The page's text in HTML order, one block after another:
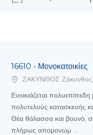
16610 - Μονοκατοικίες
ΖΑΚΥΝΘΟΣ
Ενοικιάζεται
πολυτελούς κατασκευής
Θέα θάλασσα και βουνό,
πλήρως απομονωμ ...